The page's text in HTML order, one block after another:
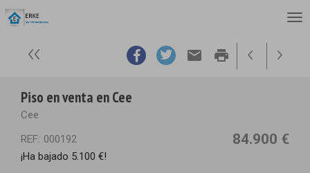
email print
Piso en venta en Cee
Cee
REF.: 000192
84.900 €
¡Ha bajado 5.100 €!